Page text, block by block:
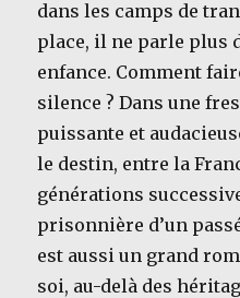
dans les camps de
place, il ne parle plus
enfance. Comment
silence ? Dans une
puissante et
le destin, entre la
générations
prisonnière d’un
est aussi un grand
soi, au-delà des